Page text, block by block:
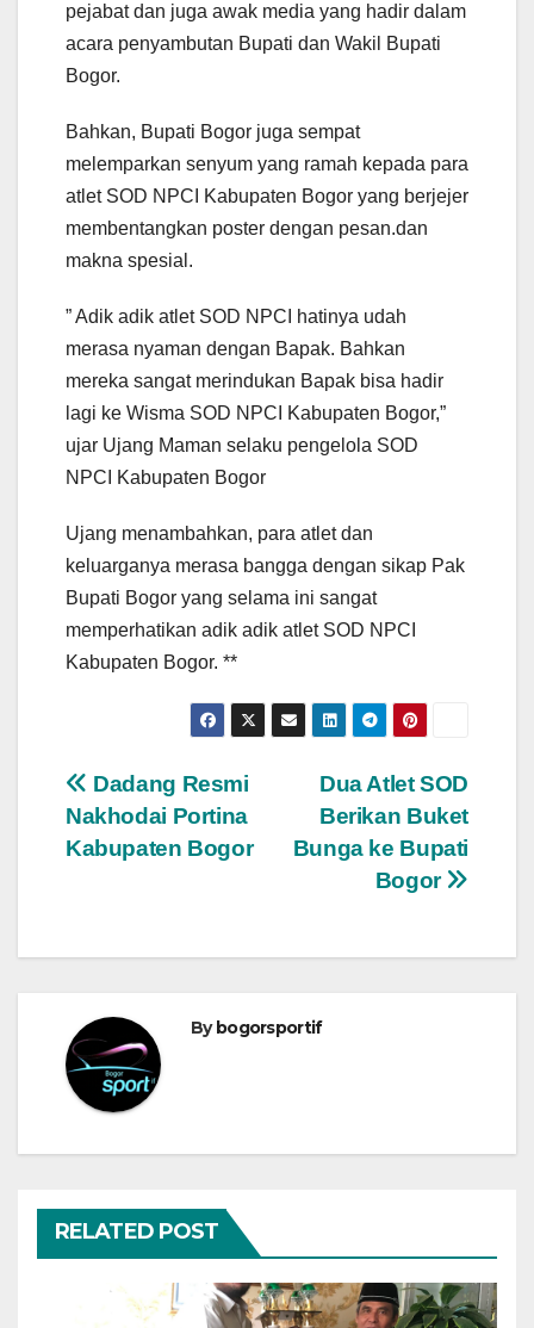
pejabat dan juga awak media yang hadir dalam
acara penyambutan Bupati dan Wakil Bupati
Bogor.
Bahkan, Bupati Bogor juga sempat
melemparkan senyum yang ramah kepada para
atlet SOD NPCI Kabupaten Bogor yang berjejer
membentangkan poster dengan pesan.dan
makna spesial.
” Adik adik atlet SOD NPCI hatinya udah
merasa nyaman dengan Bapak. Bahkan
mereka sangat merindukan Bapak bisa hadir
lagi ke Wisma SOD NPCI Kabupaten Bogor,”
ujar Ujang Maman selaku pengelola SOD
NPCI Kabupaten Bogor
Ujang menambahkan, para atlet dan
keluarganya merasa bangga dengan sikap Pak
Bupati Bogor yang selama ini sangat
memperhatikan adik adik atlet SOD NPCI
Kabupaten Bogor. **
Navigasi
pos
Dua Atlet SOD
Berikan Buket
Bunga ke Bupati
Bogor
Dadang Resmi
Nakhodai Portina
Kabupaten Bogor
By bogorsportif
RELATED POST